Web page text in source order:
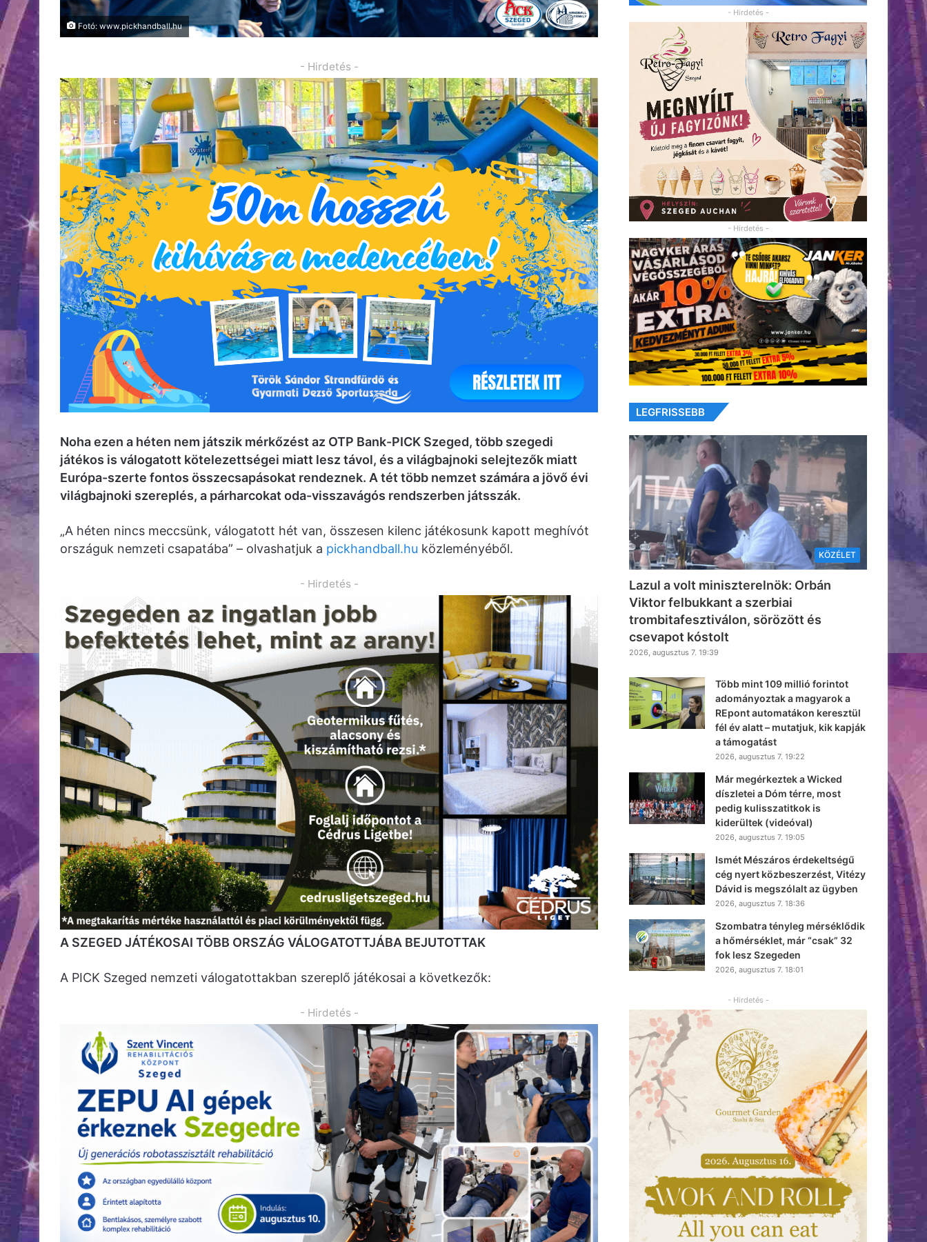
Fotó: www.pickhandball.hu
- Hirdetés -
Noha ezen a héten nem játszik mérkőzést az OTP Bank-PICK Szeged, több szegedi
játékos is válogatott kötelezettségei miatt lesz távol, és a világbajnoki selejtezők miatt
Európa-szerte fontos összecsapásokat rendeznek. A tét több nemzet számára a jövő évi
világbajnoki szereplés, a párharcokat oda-visszavágós rendszerben játsszák.
„A héten nincs meccsünk, válogatott hét van, összesen kilenc játékosunk kapott meghívót
országuk nemzeti csapatába” – olvashatjuk a pickhandball.hu közleményéből.
- Hirdetés -
A SZEGED JÁTÉKOSAI TÖBB ORSZÁG VÁLOGATOTTJÁBA BEJUTOTTAK
A PICK Szeged nemzeti válogatottakban szereplő játékosai a következők:
- Hirdetés -
- Hirdetés -
- Hirdetés -
LEGFRISSEBB
KÖZÉLET
Lazul a volt miniszterelnök: Orbán
Viktor felbukkant a szerbiai
trombitafesztiválon, sörözött és
csevapot kóstolt
2026, augusztus 7. 19:39
Több mint 109 millió forintot
adományoztak a magyarok a
REpont automatákon keresztül
fél év alatt – mutatjuk, kik kapják
a támogatást
2026, augusztus 7. 19:22
Már megérkeztek a Wicked
díszletei a Dóm térre, most
pedig kulisszatitkok is
kiderültek (videóval)
2026, augusztus 7. 19:05
Ismét Mészáros érdekeltségű
cég nyert közbeszerzést, Vitézy
Dávid is megszólalt az ügyben
2026, augusztus 7. 18:36
Szombatra tényleg mérséklődik
a hőmérséklet, már “csak” 32
fok lesz Szegeden
2026, augusztus 7. 18:01
- Hirdetés -